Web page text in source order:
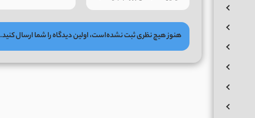
هنوز هیچ نظری ثبت نشده‌است، اولین دیدگاه را شما ارسال کنید.